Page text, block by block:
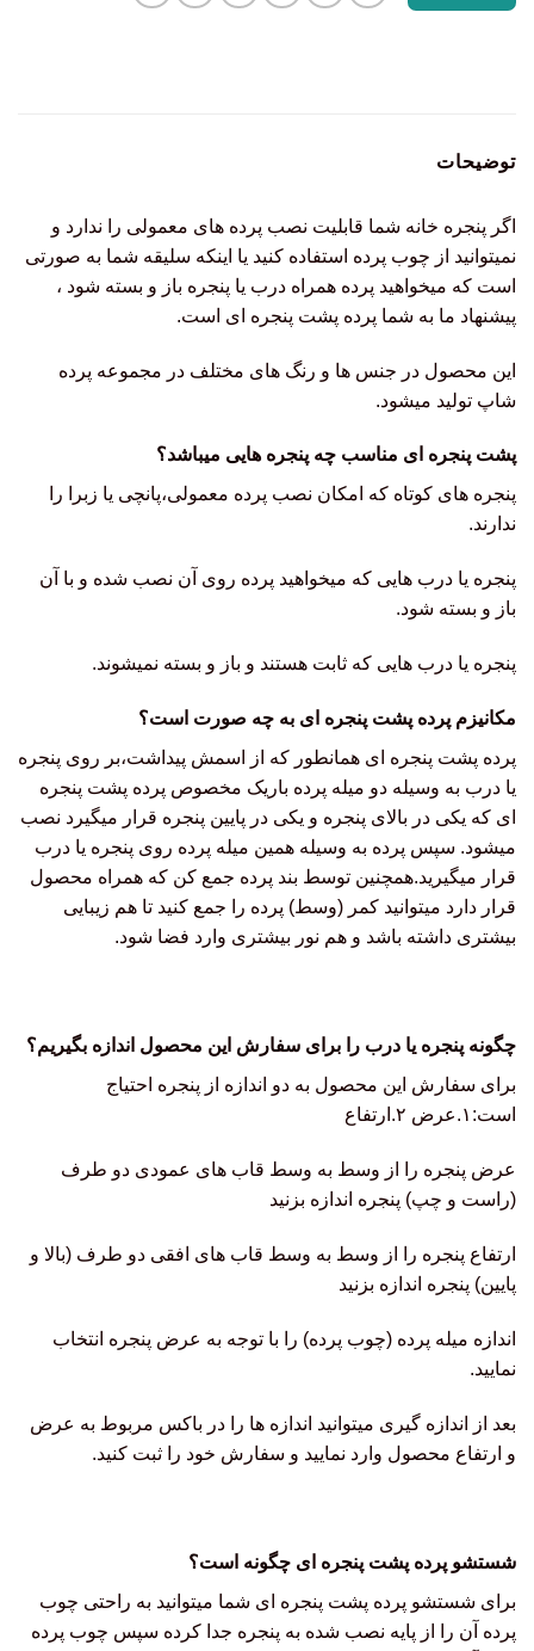
توضیحات
اگر پنجره خانه شما قابلیت نصب پرده های معمولی را ندارد و
نمیتوانید از چوب پرده استفاده کنید یا اینکه سلیقه شما به صورتی
است که میخواهید پرده همراه درب یا پنجره باز و بسته شود ،
پیشنهاد ما به شما پرده پشت پنجره ای است.
این محصول در جنس ها و رنگ های مختلف در مجموعه پرده
شاپ تولید میشود.
پشت پنجره ای مناسب چه پنجره هایی میباشد؟
پنجره های کوتاه که امکان نصب پرده معمولی،پانچی یا زبرا را
ندارند.
پنجره یا درب هایی که میخواهید پرده روی آن نصب شده و با آن
باز و بسته شود.
پنجره یا درب هایی که ثابت هستند و باز و بسته نمیشوند.
مکانیزم پرده پشت پنجره ای به چه صورت است؟
پرده پشت پنجره ای همانطور که از اسمش پیداشت،بر روی پنجره
یا درب به وسیله دو میله پرده باریک مخصوص پرده پشت پنجره
ای که یکی در بالای پنجره و یکی در پایین پنجره قرار میگیرد نصب
میشود. سپس پرده به وسیله همین میله پرده روی پنجره یا درب
قرار میگیرید.همچنین توسط بند پرده جمع کن که همراه محصول
قرار دارد میتوانید کمر (وسط) پرده را جمع کنید تا هم زیبایی
بیشتری داشته باشد و هم نور بیشتری وارد فضا شود.
چگونه پنجره یا درب را برای سفارش این محصول اندازه بگیریم؟
برای سفارش این محصول به دو اندازه از پنجره احتیاج
است:۱.عرض ۲.ارتفاع
عرض پنجره را از وسط به وسط قاب های عمودی دو طرف
(راست و چپ) پنجره اندازه بزنید
ارتفاع پنجره را از وسط به وسط قاب های افقی دو طرف (بالا و
پایین) پنجره اندازه بزنید
اندازه میله پرده (چوب پرده) را با توجه به عرض پنجره انتخاب
نمایید.
بعد از اندازه گیری میتوانید اندازه ها را در باکس مربوط به عرض
و ارتفاع محصول وارد نمایید و سفارش خود را ثبت کنید.
شستشو پرده پشت پنجره ای چگونه است؟
برای شستشو پرده پشت پنجره ای شما میتوانید به راحتی چوب
پرده آن را از پایه نصب شده به پنجره جدا کرده سپس چوب پرده